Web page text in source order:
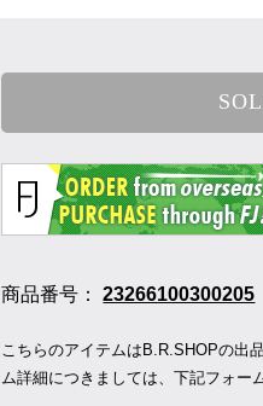
商品番号：23266100300205
こちらのアイテムはB.R.SHOPの出
ム詳細につきましては、下記フォー